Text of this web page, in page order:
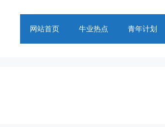
网站首页 牛业热点 青年计划